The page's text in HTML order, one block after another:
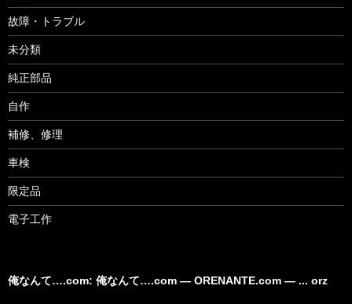
故障・トラブル
未分類
純正部品
自作
補修、修理
車検
限定品
電子工作
俺なんて….com: 俺なんて….com ― ORENANTE.com ― ... orz